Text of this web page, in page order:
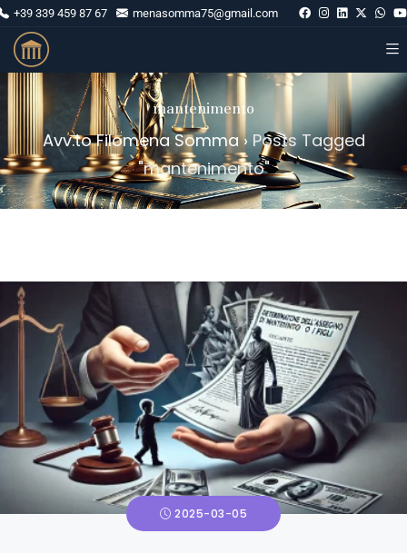
+39 339 459 87 67 menasomma75@gmail.com
mantenimento
Avv.to Filomena Somma›Posts Tagged
"mantenimento"
2025-03-05